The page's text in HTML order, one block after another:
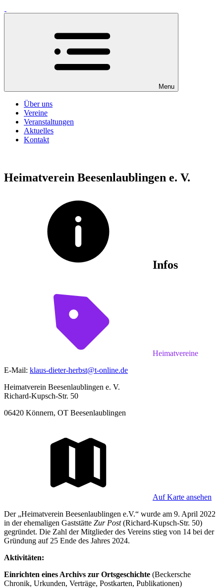
Menu
Über uns
Vereine
Veranstaltungen
Aktuelles
Kontakt
Heimatverein Beesenlaublingen e. V.
Infos
Heimatvereine
E-Mail: klaus-dieter-herbst@t-online.de
Heimatverein Beesenlaublingen e. V.
Richard-Kupsch-Str. 50
06420 Könnern, OT Beesenlaublingen
Auf Karte ansehen
Der „Heimatverein Beesenlaublingen e.V.“ wur­de am 9. April 2022
in der ehemaligen Gast­stätte Zur Post(Richard-Kupsch-Str. 50)
gegründet. Die Zahl der Mitglieder des Vereins stieg von 14 bei der
Gründung auf 25 Ende des Jahres 2024.
Aktivitäten:
Einrichten eines Archivs zur Ortsgeschichte (Beckersche
Chronik, Urkunden, Verträge, Postkarten, Publikationen)